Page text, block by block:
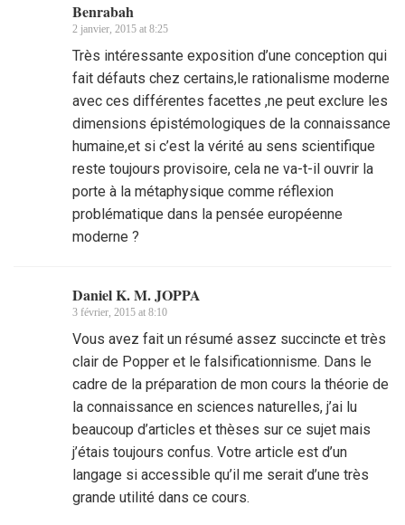
Benrabah
2 janvier, 2015 at 8:25
Très intéressante exposition d’une conception qui
fait défauts chez certains,le rationalisme moderne
avec ces différentes facettes ,ne peut exclure les
dimensions épistémologiques de la connaissance
humaine,et si c’est la vérité au sens scientifique
reste toujours provisoire, cela ne va-t-il ouvrir la
porte à la métaphysique comme réflexion
problématique dans la pensée européenne
moderne ?
Daniel K. M. JOPPA
3 février, 2015 at 8:10
Vous avez fait un résumé assez succincte et très
clair de Popper et le falsificationnisme. Dans le
cadre de la préparation de mon cours la théorie de
la connaissance en sciences naturelles, j’ai lu
beaucoup d’articles et thèses sur ce sujet mais
j’étais toujours confus. Votre article est d’un
langage si accessible qu’il me serait d’une très
grande utilité dans ce cours.